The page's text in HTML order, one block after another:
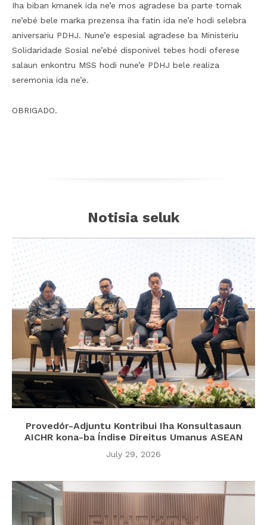
Iha biban kmanek ida ne’e mos agradese ba parte tomak
ne’ebé bele marka prezensa iha fatin ida ne’e hodi selebra
aniversariu PDHJ. Nune’e espesial agradese ba Ministeriu
Solidaridade Sosial ne’ebé disponivel tebes hodi oferese
salaun enkontru MSS hodi nune’e PDHJ bele realiza
seremonia ida ne’e.
OBRIGADO.
Notisia seluk
Provedór-Adjuntu Kontribui Iha Konsultasaun
AICHR kona-ba Índise Direitus Umanus ASEAN
July 29, 2026